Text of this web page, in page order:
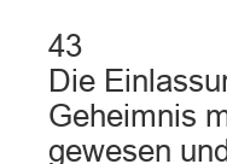
43
Die
Geheimnis
gewesen